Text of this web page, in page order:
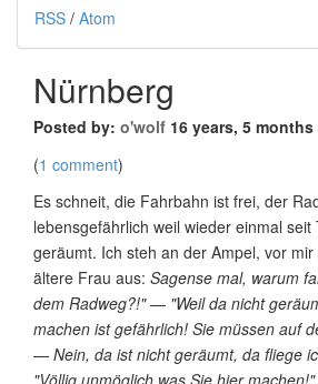
RSS / Atom
Nürnberg
Posted by: o'wolf 16 years, 5 months
(1 comment)
Es schneit, die Fahrbahn ist frei, der
lebensgefährlich weil wieder einmal seit
geräumt. Ich steh an der Ampel, vor
ältere Frau aus: Sagense mal, warum
dem Radweg?!"— "Weil da nicht
machen ist gefährlich! Sie müssen auf
— Nein, da ist nicht geräumt, da fliege
"Völlig unmöglich was Sie hier machen!"